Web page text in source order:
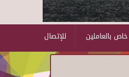
للإتصال